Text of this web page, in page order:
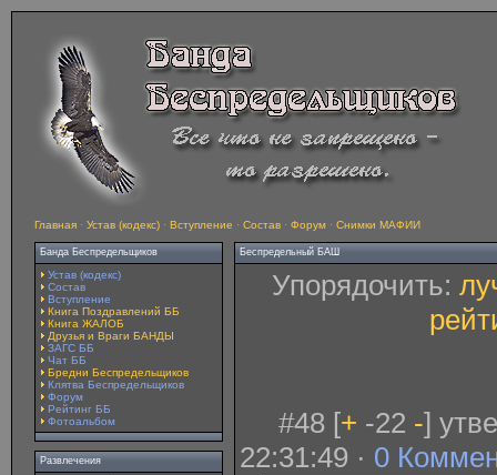
Главная · Устав (кодекс) · Вступление · Состав · Форум · Снимки МАФИИ
Банда Беспредельщиков
Устав (кодекс)
Состав
Вступление
Книга Поздравлений ББ
Книга ЖАЛОБ
Друзья и Враги БАНДЫ
ЗАГС ББ
Чат ББ
Бредни Беспредельщиков
Клятва Беспредельщиков
Форум
Рейтинг ББ
Фотоальбом
Развлечения
Беспредельный БАШ
Упорядочить:
#48 [+ -22 -]
22:31:49 · 0